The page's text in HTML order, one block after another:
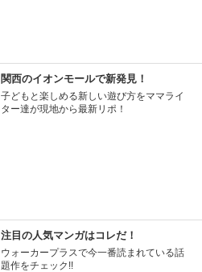
関西のイオンモールで新発見！
子どもと楽しめる新しい遊び方をママライ
ター達が現地から最新リポ！
注目の人気マンガはコレだ！
ウォーカープラスで今一番読まれている話
題作をチェック!!